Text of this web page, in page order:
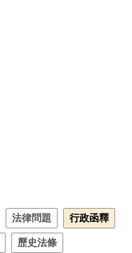
法律問題 行政函釋
歷史法條